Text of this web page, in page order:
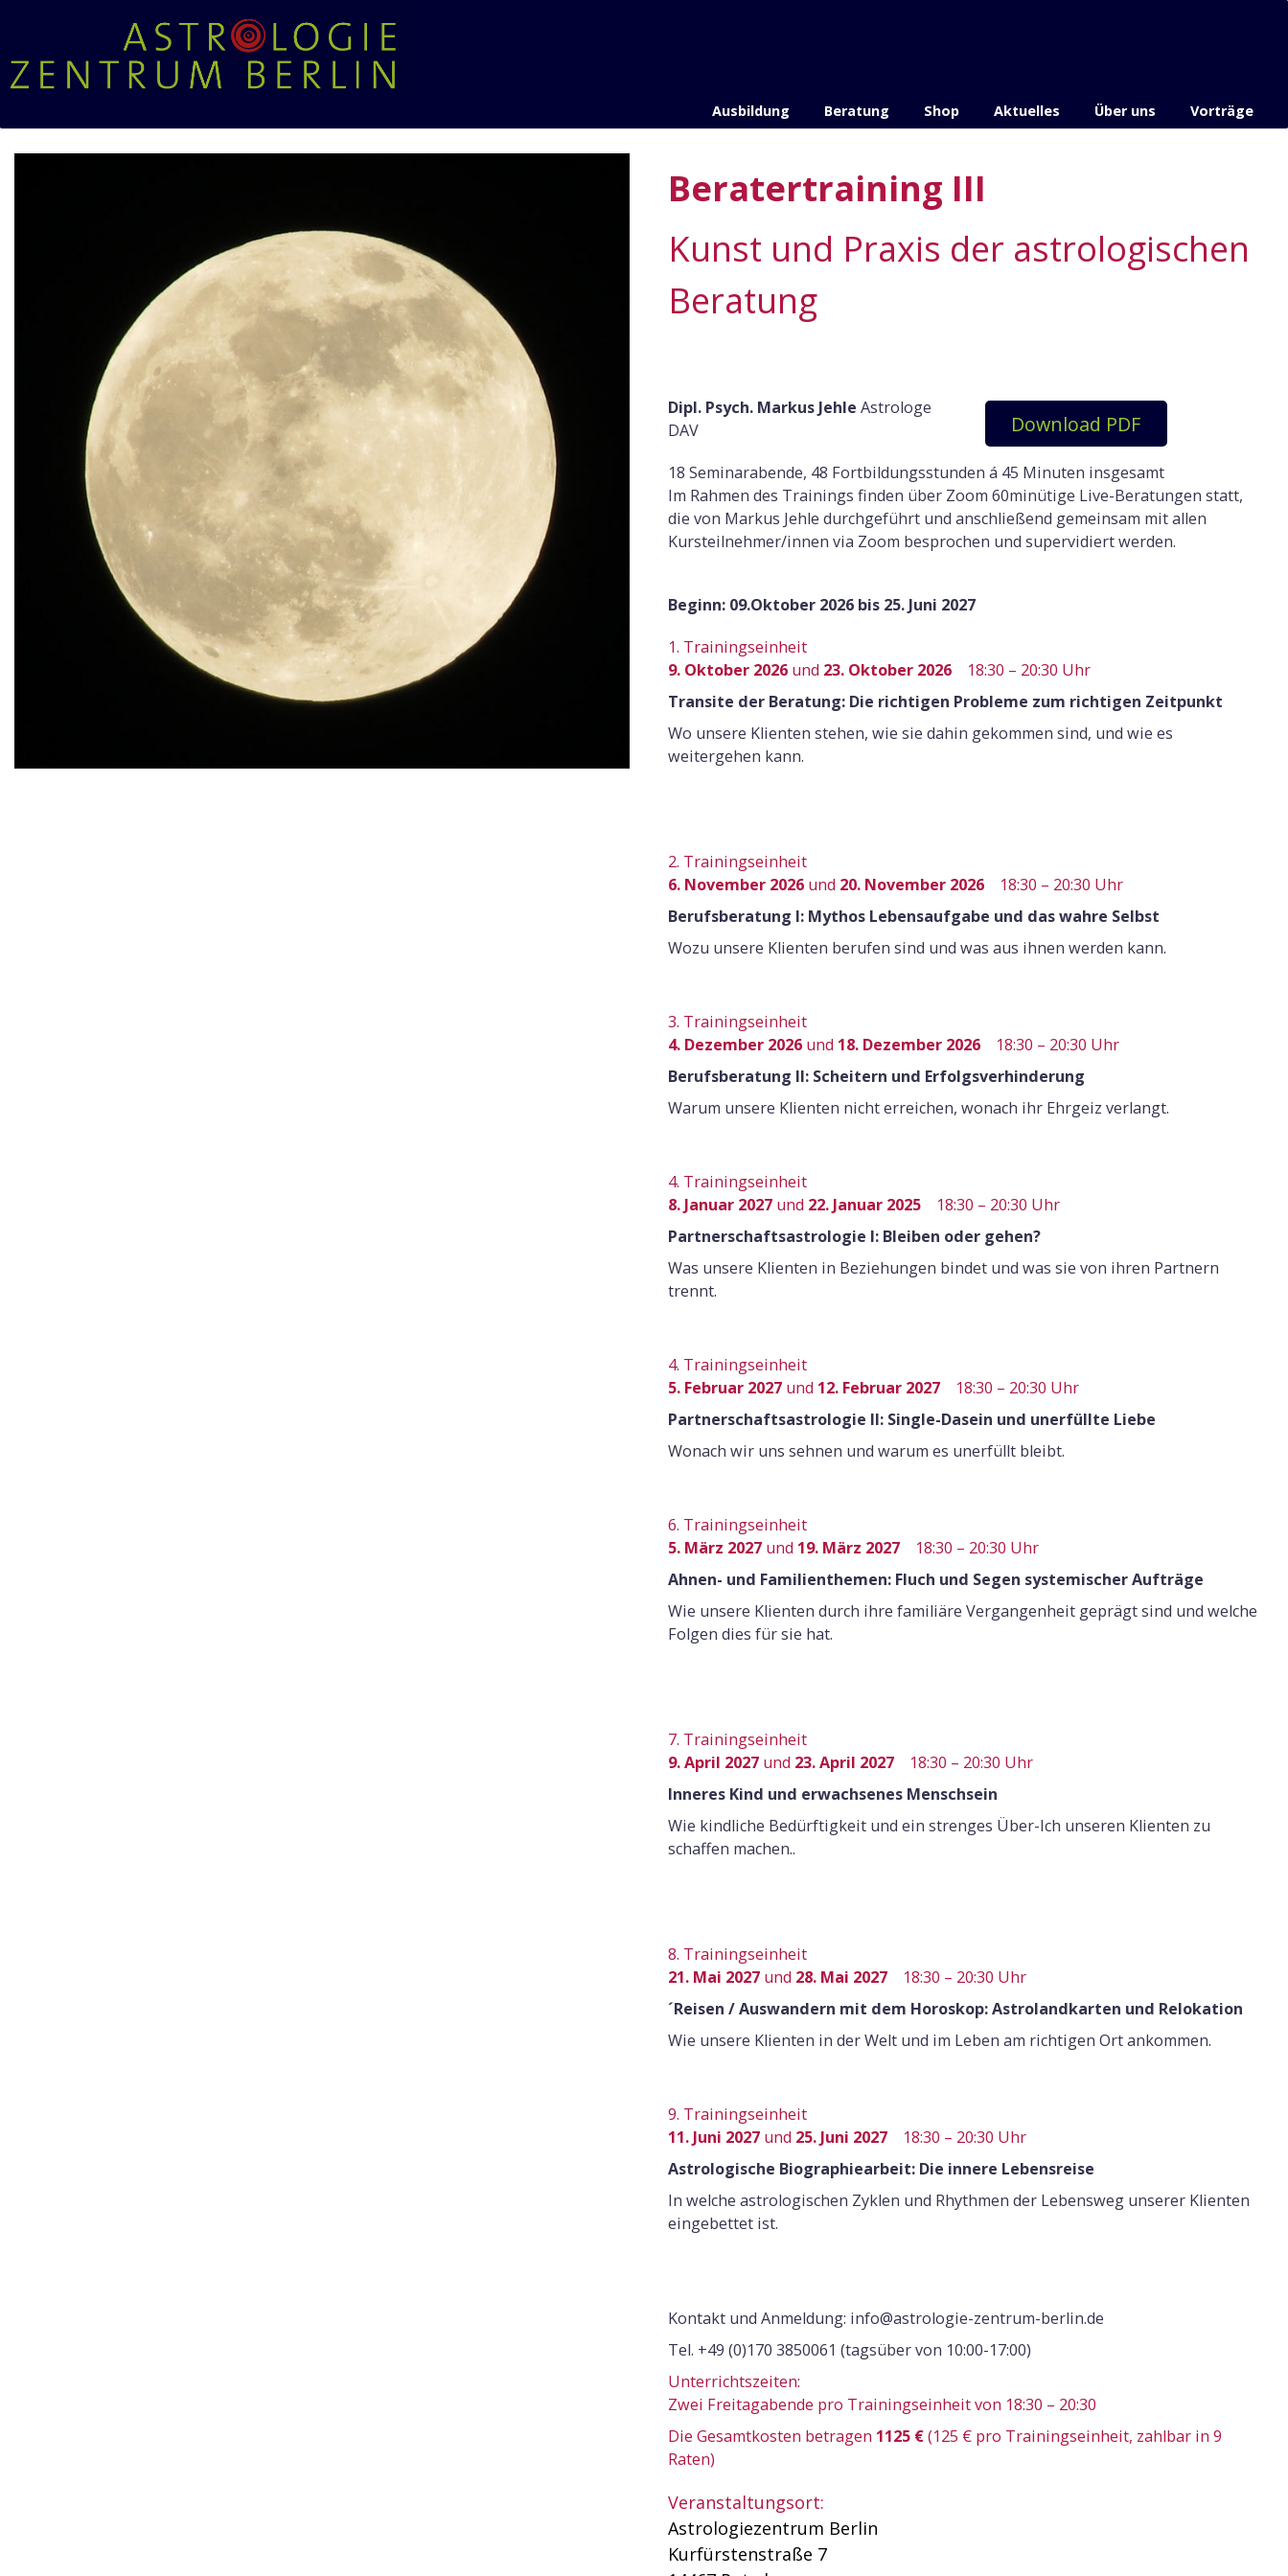
Ausbildung Beratung Shop Aktuelles Über uns Vorträge
Beratertraining III
Kunst und Praxis der astrologischen
Beratung
Dipl. Psych. Markus Jehle Astrologe
DAV
Download PDF
18 Seminarabende, 48 Fortbildungsstunden á 45 Minuten insgesamt
Im Rahmen des Trainings finden über Zoom 60minütige Live-Beratungen statt,
die von Markus Jehle durchgeführt und anschließend gemeinsam mit allen
Kursteilnehmer/innen via Zoom besprochen und supervidiert werden.
Beginn: 09.Oktober 2026 bis 25. Juni 2027
1. Trainingseinheit
9. Oktober 2026 und 23. Oktober 2026 18:30 – 20:30 Uhr
Transite der Beratung: Die richtigen Probleme zum richtigen Zeitpunkt
Wo unsere Klienten stehen, wie sie dahin gekommen sind, und wie es
weitergehen kann.
2. Trainingseinheit
6. November 2026 und 20. November 2026 18:30 – 20:30 Uhr
Berufsberatung I: Mythos Lebensaufgabe und das wahre Selbst
Wozu unsere Klienten berufen sind und was aus ihnen werden kann.
3. Trainingseinheit
4. Dezember 2026 und 18. Dezember 2026 18:30 – 20:30 Uhr
Berufsberatung II: Scheitern und Erfolgsverhinderung
Warum unsere Klienten nicht erreichen, wonach ihr Ehrgeiz verlangt.
4. Trainingseinheit
8. Januar 2027 und 22. Januar 2025 18:30 – 20:30 Uhr
Partnerschaftsastrologie I: Bleiben oder gehen?
Was unsere Klienten in Beziehungen bindet und was sie von ihren Partnern
trennt.
4. Trainingseinheit
5. Februar 2027 und 12. Februar 2027 18:30 – 20:30 Uhr
Partnerschaftsastrologie II: Single-Dasein und unerfüllte Liebe
Wonach wir uns sehnen und warum es unerfüllt bleibt.
6. Trainingseinheit
5. März 2027 und 19. März 2027 18:30 – 20:30 Uhr
Ahnen- und Familienthemen: Fluch und Segen systemischer Aufträge
Wie unsere Klienten durch ihre familiäre Vergangenheit geprägt sind und welche
Folgen dies für sie hat.
7. Trainingseinheit
9. April 2027 und 23. April 2027 18:30 – 20:30 Uhr
Inneres Kind und erwachsenes Menschsein
Wie kindliche Bedürftigkeit und ein strenges Über-Ich unseren Klienten zu
schaffen machen..
8. Trainingseinheit
21. Mai 2027 und 28. Mai 2027 18:30 – 20:30 Uhr
´Reisen / Auswandern mit dem Horoskop: Astrolandkarten und Relokation
Wie unsere Klienten in der Welt und im Leben am richtigen Ort ankommen.
9. Trainingseinheit
11. Juni 2027 und 25. Juni 2027 18:30 – 20:30 Uhr
Astrologische Biographiearbeit: Die innere Lebensreise
In welche astrologischen Zyklen und Rhythmen der Lebensweg unserer Klienten
eingebettet ist.
Kontakt und Anmeldung: info@astrologie-zentrum-berlin.de
Tel. +49 (0)170 3850061 (tagsüber von 10:00-17:00)
Unterrichtszeiten:
Zwei Freitagabende pro Trainingseinheit von 18:30 – 20:30
Die Gesamtkosten betragen 1125 €(125 € pro Trainingseinheit, zahlbar in 9
Raten)
Veranstaltungsort:
Astrologiezentrum Berlin
Kurfürstenstraße 7